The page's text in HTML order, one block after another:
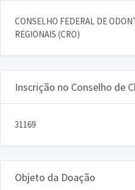
CONSELHO FEDERAL DE
REGIONAIS (CRO)
Inscrição no Conselho de
31169
Objeto da Doação